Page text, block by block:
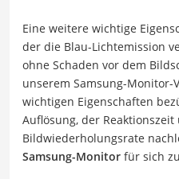
Eine weitere wichtige
der die Blau-Lichtemission
ohne Schaden vor dem
unserem Samsung-Monitor-
wichtigen Eigenschaften
Auflösung, der
Bildwiederholungsrate
Samsung-Monitor für sich